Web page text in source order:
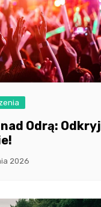
Odrą: Odkryj
2026